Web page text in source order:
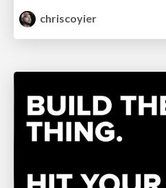
chriscoyier